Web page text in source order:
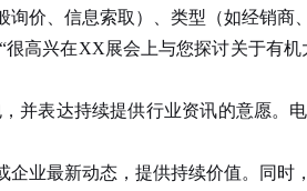
、信息索取）、类型（如经销商
高兴在XX展会上与您探讨关于有
表达持续提供行业资讯的意愿。
最新动态，提供持续价值。同时